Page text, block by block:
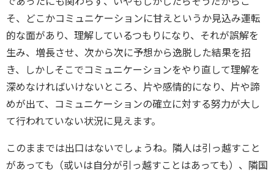
そ、どこかコミュニケーションに甘えというか見込み運転
的な面があり、 理解しているつもりになり、それが誤解を
生み、増長させ、 次から次に予想から逸脱した結果を招
き、 しかしそこでコミュニケーションをやり直して理解を
深めなければいけないところ、片や感情的になり、片や諦
めが出て、 コミュニケーションの確立に対する努力が大し
て行われていない状況に見えます。
このままでは出口はないでしょうね。 隣人は引っ越すこと
があっても（或いは自分が引っ越すことはあっても）、 隣国